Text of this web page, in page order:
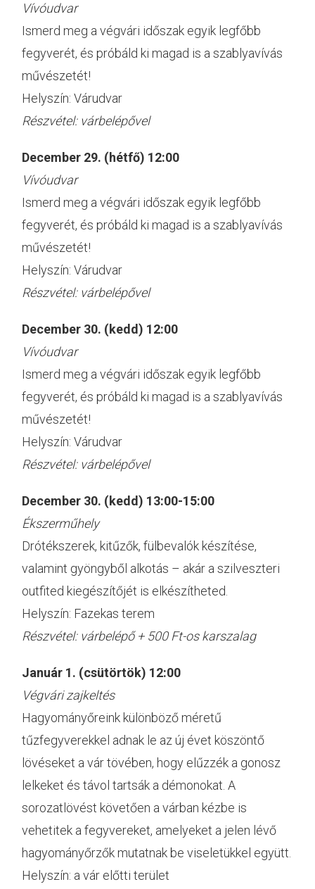
Vívóudvar
Ismerd meg a végvári időszak egyik legfőbb
fegyverét, és próbáld ki magad is a szablyavívás
művészetét!
Helyszín: Várudvar
Részvétel: várbelépővel
December 29. (hétfő) 12:00
Vívóudvar
Ismerd meg a végvári időszak egyik legfőbb
fegyverét, és próbáld ki magad is a szablyavívás
művészetét!
Helyszín: Várudvar
Részvétel: várbelépővel
December 30. (kedd) 12:00
Vívóudvar
Ismerd meg a végvári időszak egyik legfőbb
fegyverét, és próbáld ki magad is a szablyavívás
művészetét!
Helyszín: Várudvar
Részvétel: várbelépővel
December 30. (kedd) 13:00-15:00
Ékszerműhely
Drótékszerek, kitűzők, fülbevalók készítése,
valamint gyöngyből alkotás – akár a szilveszteri
outfited kiegészítőjét is elkészítheted.
Helyszín: Fazekas terem
Részvétel: várbelépő + 500 Ft-os karszalag
Január 1. (csütörtök) 12:00
Végvári zajkeltés
Hagyományőreink különböző méretű
tűzfegyverekkel adnak le az új évet köszöntő
lövéseket a vár tövében, hogy elűzzék a gonosz
lelkeket és távol tartsák a démonokat. A
sorozatlövést követően a várban kézbe is
vehetitek a fegyvereket, amelyeket a jelen lévő
hagyományőrzők mutatnak be viseletükkel együtt.
Helyszín: a vár előtti terület